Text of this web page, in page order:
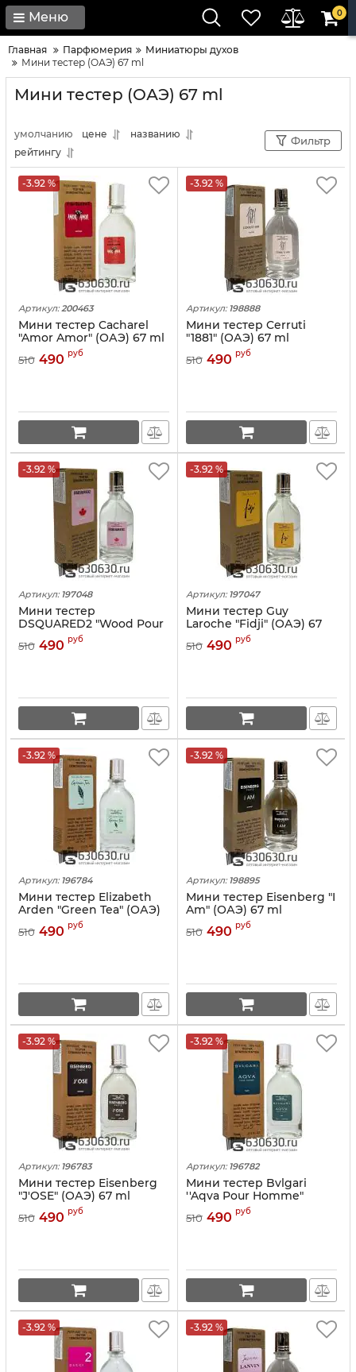
Меню 0
Главная Парфюмерия
Миниатюры духов
Мини тестер (ОАЭ) 67 ml
Мини тестер (ОАЭ) 67 ml
умолчанию цене
названию
рейтингу
Фильтр
-3.92 %
Артикул: 200463
Мини тестер Cacharel
"Amor Amor" (ОАЭ) 67 ml
510 490 руб
-3.92 %
Артикул: 198888
Мини тестер Cerruti
"1881" (ОАЭ) 67 ml
510 490 руб
-3.92 %
Артикул: 197048
Мини тестер
DSQUARED2 "Wood Pour
Femme" (ОАЭ) 67 ml
510 490 руб
-3.92 %
Артикул: 197047
Мини тестер Guy
Laroche "Fidji" (ОАЭ) 67
510 490 руб
-3.92 %
Артикул: 196784
Мини тестер Elizabeth
Arden "Green Tea" (ОАЭ)
510 490 руб
-3.92 %
Артикул: 198895
Мини тестер Eisenberg "I
Am" (ОАЭ) 67 ml
510 490 руб
-3.92 %
Артикул: 196783
Мини тестер Eisenberg
"J'OSE" (ОАЭ) 67 ml
510 490 руб
-3.92 %
Артикул: 196782
Мини тестер Bvlgari
''Aqva Pour Homme"
(ОАЭ) 67 ml
510 490 руб
-3.92 % -3.92 %